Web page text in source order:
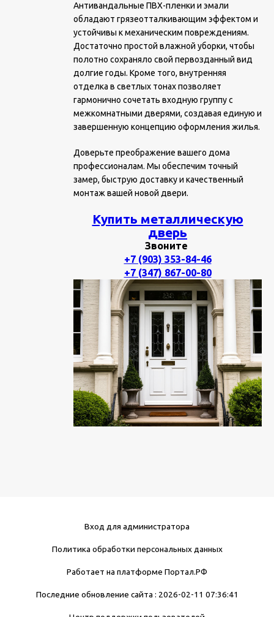
Антивандальные ПВХ-пленки и эмали
обладают грязеотталкивающим эффектом и
устойчивы к механическим повреждениям.
Достаточно простой влажной уборки, чтобы
полотно сохраняло свой первозданный вид
долгие годы. Кроме того, внутренняя
отделка в светлых тонах позволяет
гармонично сочетать входную группу с
межкомнатными дверями, создавая единую и
завершенную концепцию оформления жилья.
Доверьте преображение вашего дома
профессионалам. Мы обеспечим точный
замер, быструю доставку и качественный
монтаж вашей новой двери.
Купить металлическую
дверь
Звоните
+7 (903) 353-84-46
+7 (347) 867-00-80
Вход для администратора
Политика обработки персональных данных
Работает на платформе Портал.РФ
Последние обновление сайта : 2026-02-11 07:36:41